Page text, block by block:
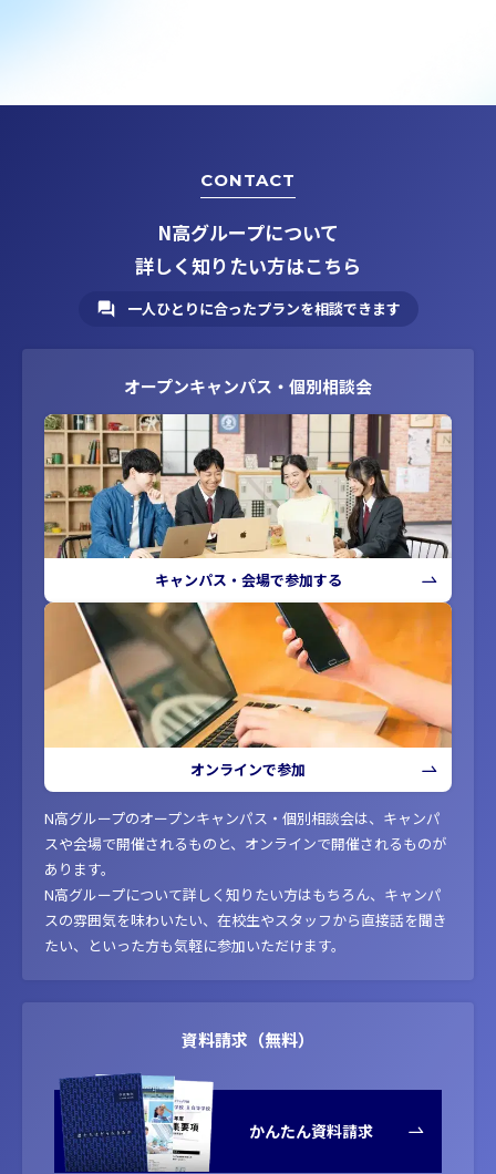
CONTACT
N高グループについて
詳しく知りたい方はこちら
一人ひとりに合ったプランを相談できます
オープンキャンパス・個別相談会
キャンパス・会場で参加する
オンラインで参加
N高グループのオープンキャンパス・個別相談会は、キャンパ
スや会場で開催されるものと、オンラインで開催されるものが
あります。
N高グループについて詳しく知りたい方はもちろん、キャンパ
スの雰囲気を味わいたい、在校生やスタッフから直接話を聞き
たい、といった方も気軽に参加いただけます。
資料請求（無料）
かんたん資料請求